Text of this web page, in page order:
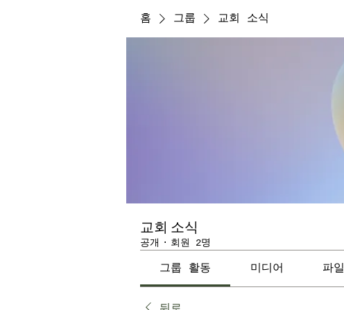
홈 그룹 교회 소식
교회 소식
공개 · 회원 2명
그룹 활동 미디어 파일